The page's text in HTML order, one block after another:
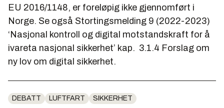
EU 2016/1148, er foreløpig ikke gjennomført i
Norge. Se også Stortingsmelding 9 (2022-2023)
‘Nasjonal kontroll og digital motstandskraft for å
ivareta nasjonal sikkerhet’ kap. 3.1.4 Forslag om
ny lov om digital sikkerhet.
DEBATT LUFTFART SIKKERHET